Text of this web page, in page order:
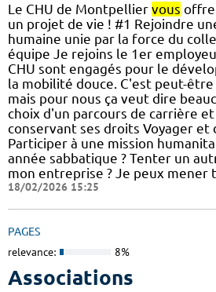
Le CHU de Montpellier vous offre
un projet de vie ! #1 Rejoindre
humaine unie par la force du
équipe Je rejoins le 1er
CHU sont engagés pour le
la mobilité douce. C'est peut-
mais pour nous ça veut dire
choix d'un parcours de carrière
conservant ses droits Voyager et
Participer à une mission
année sabbatique ? Tenter un
mon entreprise ? Je peux mener
18/02/2026 15:25
PAGES
relevance: 8%
Associations